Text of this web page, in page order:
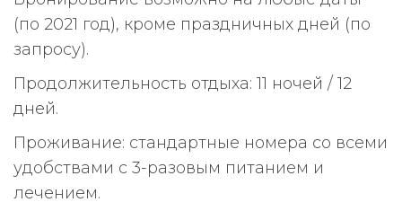
(по 2021 год), кроме праздничных дней (по
запросу).
Продолжительность отдыха: 11 ночей / 12
дней.
Проживание: стандартные номера со всеми
удобствами с 3-разовым питанием и
лечением.